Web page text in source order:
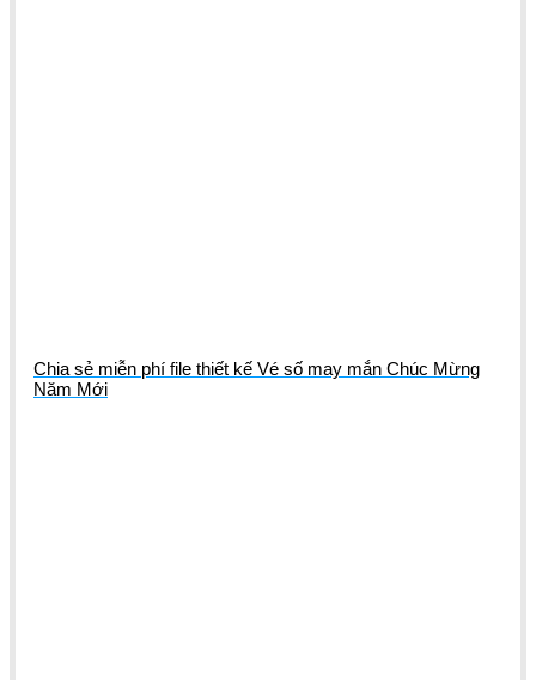
Chia sẻ miễn phí file thiết kế Vé số may mắn Chúc Mừng
Năm Mới